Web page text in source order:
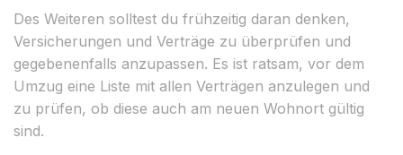
Des Weiteren solltest du frühzeitig daran denken,
Versicherungen und Verträge zu überprüfen und
gegebenenfalls anzupassen. Es ist ratsam, vor dem
Umzug eine Liste mit allen Verträgen anzulegen und
zu prüfen, ob diese auch am neuen Wohnort gültig
sind.